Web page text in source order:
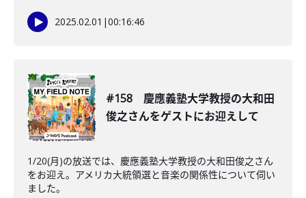
2025.02.01 |00:16:46
#158 慶應義塾大学教授の大和田
俊之さんをゲストにお迎えして
1/20(月)の放送では、慶應義塾大学教授の大和田俊之さん
をお迎え。アメリカ大統領選と音楽の関係性について伺い
ました。